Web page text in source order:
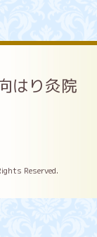
はり灸院
Reserved.